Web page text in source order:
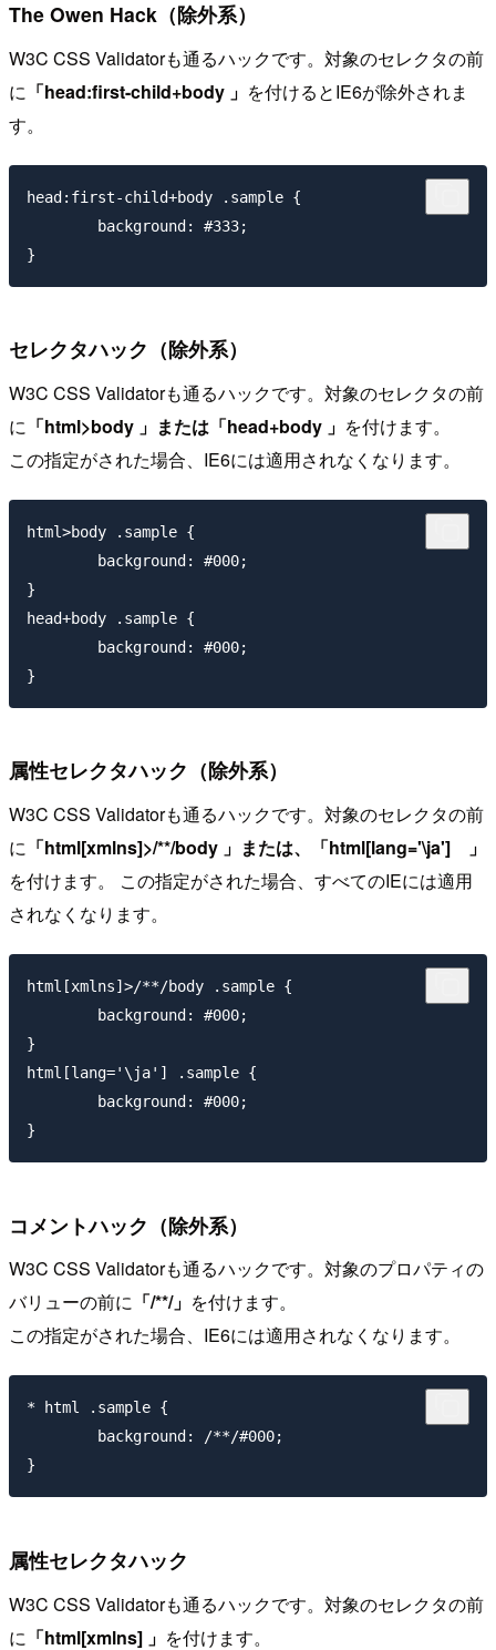
The Owen Hack（除外系）
W3C CSS Validatorも通るハックです。対象のセレクタの前
に 「head:first-child+body 」 を付けるとIE6が除外されま
す。
head:first-child+body .sample {
セレクタハック（除外系）
W3C CSS Validatorも通るハックです。対象のセレクタの前
に 「html>body 」または「head+body 」 を付けます。
この指定がされた場合、IE6には適用されなくなります。
html>body .sample {
}
head+body .sample {
属性セレクタハック（除外系）
W3C CSS Validatorも通るハックです。対象のセレクタの前
に 「html[xmlns]>/**/body 」または、「html[lang='\ja'] 」
を付けます。 この指定がされた場合、すべてのIEには適用
されなくなります。
html[xmlns]>/**/body .sample {
}
html[lang='\ja'] .sample {
コメントハック（除外系）
W3C CSS Validatorも通るハックです。対象のプロパティの
バリューの前に 「/**/」 を付けます。
この指定がされた場合、IE6には適用されなくなります。
* html .sample {
属性セレクタハック
W3C CSS Validatorも通るハックです。対象のセレクタの前
に 「html[xmlns] 」 を付けます。